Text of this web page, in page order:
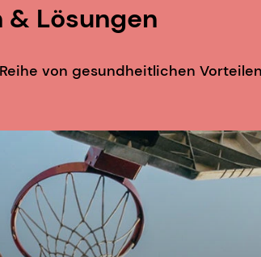
Clyne, M., Carrington, S. D., and
jejuni als Fallstudie. Interna- tional
In vitro digestion and
K., & Yanahira, S. (2006).
und die
doi.org/10.5458/jag.53.249
K., Berg, B. M., ... Odle, J. (2016).
und im Kleinhirn und
Lösungen
von gesundheitlichen